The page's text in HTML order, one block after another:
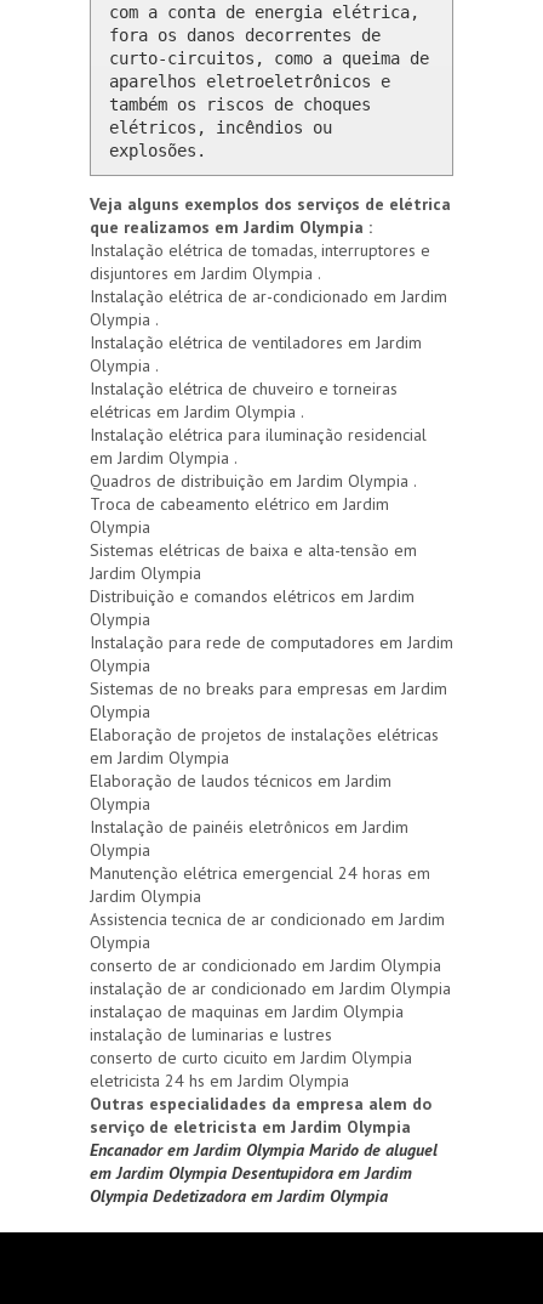
com a conta de energia elétrica,
fora os danos decorrentes de
curto-circuitos, como a queima de
aparelhos eletroeletrônicos e
também os riscos de choques
elétricos, incêndios ou
explosões.
Veja alguns exemplos dos serviços de elétrica
que realizamos em Jardim Olympia :
Instalação elétrica de tomadas, interruptores e
disjuntores em Jardim Olympia .
Instalação elétrica de ar-condicionado em Jardim
Olympia .
Instalação elétrica de ventiladores em Jardim
Olympia .
Instalação elétrica de chuveiro e torneiras
elétricas em Jardim Olympia .
Instalação elétrica para iluminação residencial
em Jardim Olympia .
Quadros de distribuição em Jardim Olympia .
Troca de cabeamento elétrico em Jardim
Olympia
Sistemas elétricas de baixa e alta-tensão em
Jardim Olympia
Distribuição e comandos elétricos em Jardim
Olympia
Instalação para rede de computadores em Jardim
Olympia
Sistemas de no breaks para empresas em Jardim
Olympia
Elaboração de projetos de instalações elétricas
em Jardim Olympia
Elaboração de laudos técnicos em Jardim
Olympia
Instalação de painéis eletrônicos em Jardim
Olympia
Manutenção elétrica emergencial 24 horas em
Jardim Olympia
Assistencia tecnica de ar condicionado em Jardim
Olympia
conserto de ar condicionado em Jardim Olympia
instalação de ar condicionado em Jardim Olympia
instalaçao de maquinas em Jardim Olympia
instalação de luminarias e lustres
conserto de curto cicuito em Jardim Olympia
eletricista 24 hs em Jardim Olympia
Outras especialidades da empresa alem do
serviço de eletricista em Jardim Olympia
Encanador em Jardim Olympia Marido de aluguel
em Jardim Olympia Desentupidora em Jardim
Olympia Dedetizadora em Jardim Olympia